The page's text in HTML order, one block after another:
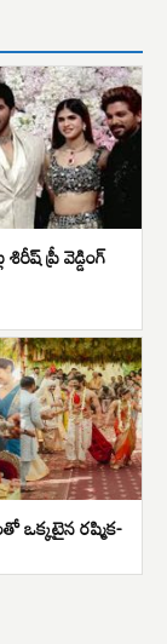
ప్రీ వెడ్డింగ్
ఒక్కటైన రష్మిక-